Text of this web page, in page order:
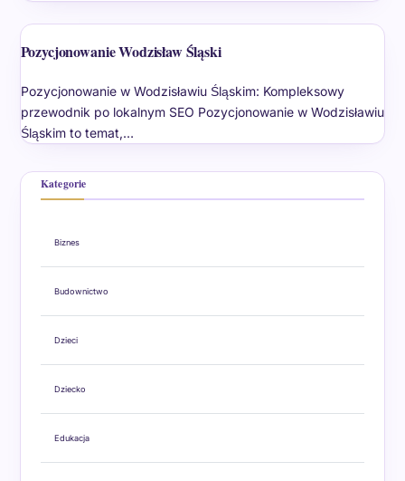
Pozycjonowanie Wodzisław Śląski
Pozycjonowanie w Wodzisławiu Śląskim: Kompleksowy
przewodnik po lokalnym SEO Pozycjonowanie w Wodzisławiu
Śląskim to temat,…
Kategorie
Biznes
Budownictwo
Dzieci
Dziecko
Edukacja